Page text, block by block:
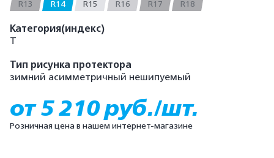
R13 R14 R15 R16 R17 R18
Категория(индекс)
T
Тип рисунка протектора
зимний асимметричный нешипуемый
от 5 210 руб./шт.
Розничная цена в нашем интернет-магазине